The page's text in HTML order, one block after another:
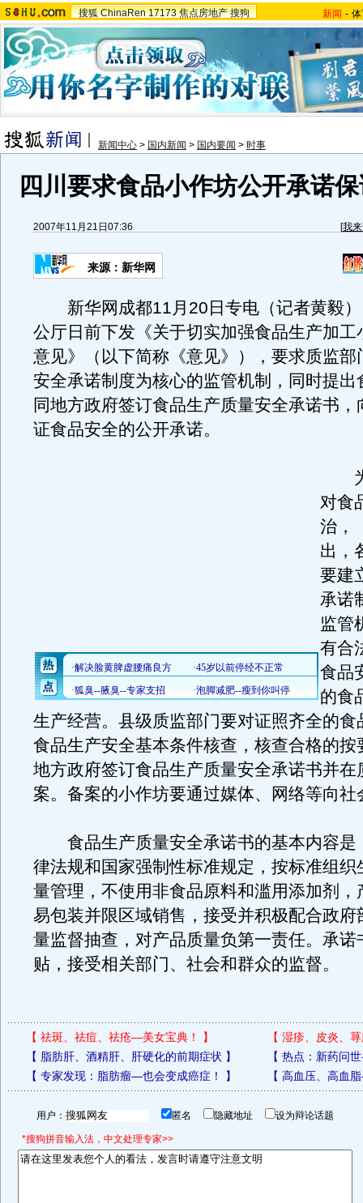
搜狐 ChinaRen 17173 焦点房地产 搜狗 新闻 -
新闻中心 > 国内新闻 > 国内要闻 > 时事
四川要求食品小作坊公开承诺
2007年11月21日07:36 [我
来源：新华网
新华网成都11月20日专电（记者黄毅）
公厅日前下发《关于切实加强食品生产加工
意见》（以下简称《意见》），要求质监部
安全承诺制度为核心的监管机制，同时提出
同地方政府签订食品生产质量安全承诺书，
证食品安全的公开承诺。
为
对食
治，
出，
要建
承诺
监管
有合
食品
的食
生产经营。县级质监部门要对证照齐全的食
食品生产安全基本条件核查，核查合格的按
地方政府签订食品生产质量安全承诺书并在
案。备案的小作坊要通过媒体、网络等向社
食品生产质量安全承诺书的基本内容是
律法规和国家强制性标准规定，按标准组织
量管理，不使用非食品原料和滥用添加剂，
易包装并限区域销售，接受并积极配合政府
量监督抽查，对产品质量负第一责任。承诺
贴，接受相关部门、社会和群众的监督。
【 祛斑、祛痘、祛疮—美女宝典！ 】 【 湿疹、皮炎、
【 脂肪肝、酒精肝、肝硬化的前期症状 】 【 热点：新药问
【 专家发现：脂肪瘤—也会变成癌症！ 】 【 高血压、高血
用户： 匿名 隐藏地址 设为辩论话题
*搜狗拼音输入法，中文处理专家>>